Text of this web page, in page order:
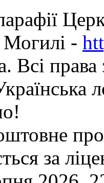
Могилі -
Всі
за